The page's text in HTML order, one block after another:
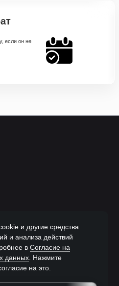
если он не
и другие средства
и анализа действий
в Согласие на
данных . Нажмите
на это.